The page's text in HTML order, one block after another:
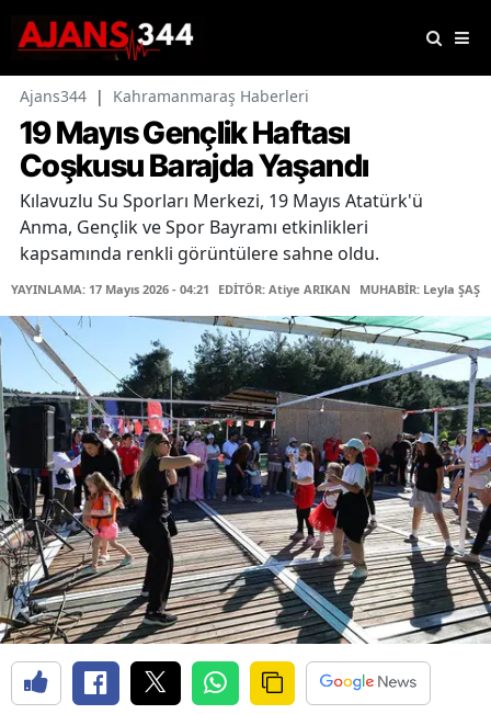
Ajans344 | Kahramanmaraş Haberleri
19 Mayıs Gençlik Haftası
Coşkusu Barajda Yaşandı
Kılavuzlu Su Sporları Merkezi, 19 Mayıs Atatürk'ü
Anma, Gençlik ve Spor Bayramı etkinlikleri
kapsamında renkli görüntülere sahne oldu.
YAYINLAMA: 17 Mayıs 2026 - 04:21 EDİTÖR: Atiye ARIKAN MUHABİR: Leyla ŞAŞTI